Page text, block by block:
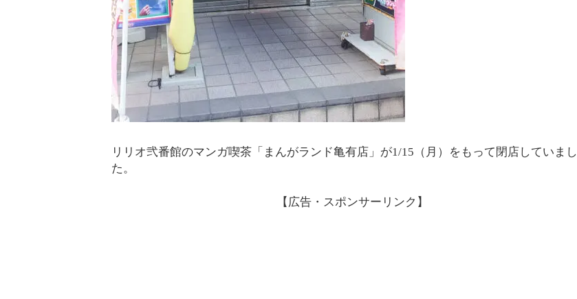
リリオ弐番館のマンガ喫茶「まんがランド亀有店」が1/15（月）をもって閉店していまし
た。
【広告・スポンサーリンク】